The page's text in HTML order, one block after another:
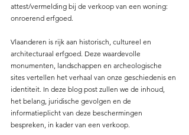
attest/vermelding bij de verkoop van een woning:
onroerend erfgoed.
Vlaanderen is rijk aan historisch, cultureel en
architecturaal erfgoed. Deze waardevolle
monumenten, landschappen en archeologische
sites vertellen het verhaal van onze geschiedenis en
identiteit. In deze blog post zullen we de inhoud,
het belang, juridische gevolgen en de
informatieplicht van deze beschermingen
bespreken, in kader van een verkoop.